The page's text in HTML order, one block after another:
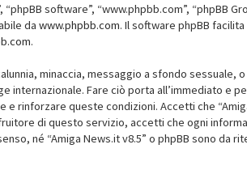
software”, “www.phpbb.com”, “phpBB
dawww.phpbb.com. Il software phpBB
.
minaccia, messaggio a sfondo
internazionale. Fare ciò porta all’immediato
rinforzare queste condizioni. Accetti che
di questo servizio, accetti che ogni
né “Amiga News.it v8.5” o phpBB sono